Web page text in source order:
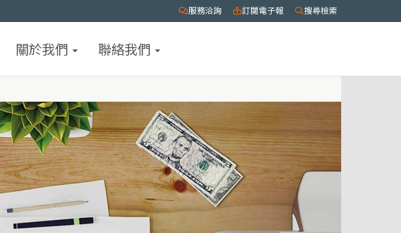
服務洽詢 訂閱電子報 搜尋檢索
關於我們 聯絡我們